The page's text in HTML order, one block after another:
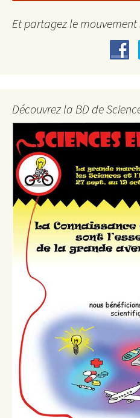
Et partagez le mouvement
Découvrez la BD de